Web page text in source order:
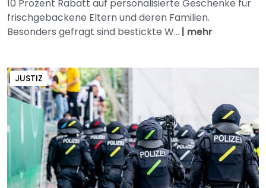
10 Prozent Rabatt auf personalisierte Geschenke für
frischgebackene Eltern und deren Familien.
Besonders gefragt sind bestickte W... | mehr
JUSTIZ